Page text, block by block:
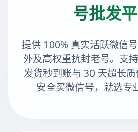
号批发
提供 100% 真实活跃微信
外及高权重抗封老号。支
发货秒到账与 30 天超长质
安全买微信号，就选专